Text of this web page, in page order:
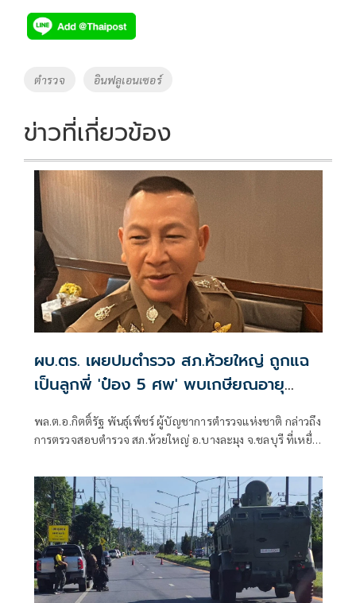
e
b
o
k
tt
er
p
y
Li
k
Tags
ตำรวจ อินฟลูเอนเซอร์
ข่าวที่เกี่ยวข้อง
ผบ.ตร. เผยปมตำรวจ สภ.ห้วยใหญ่ ถูกแฉ
เป็นลูกพี่ 'ป๋อง 5 ศพ' พบเกษียณอายุ
ตั้งแต่ปี 57
พล.ต.อ.กิตติ์รัฐ พันธุ์เพ็ชร์ ผู้บัญชาการตำรวจแห่งชาติ กล่าวถึง
การตรวจสอบตำรวจ สภ.ห้วยใหญ่ อ.บางละมุง จ.ชลบุรี ที่เหยื่อ
มาระบุว่า นายป๋องเป็นเด็กเดินยาของตำรวจ สภ.ห้วยใหญ่